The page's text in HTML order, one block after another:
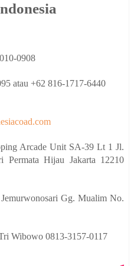
0908
atau +62 816-1717-6440
Arcade Unit SA-39 Lt 1 Jl.
Hijau Jakarta 12210
Jemurwonosari Gg. Mualim No.
Wibowo 0813-3157-0117